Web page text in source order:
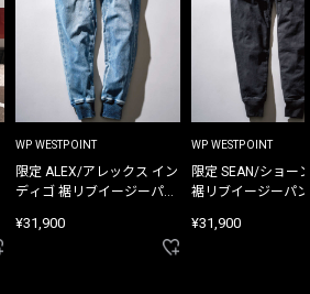
WP WESTPOINT
限定 ALEX/アレックス イン
ディゴ 裾リブイージーパン
¥31,900
WP WESTPOINT
限定 SEAN/ショー
裾リブイージーパ
¥31,900